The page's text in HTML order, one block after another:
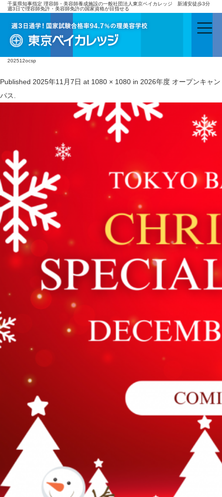
千葉県知事指定 理容師・美容師養成施設の一般社団法人東京ベイカレッジ 新浦安徒歩3分
週3日で理容師免許・美容師免許の国家資格が目指せる
202512ocsp
Published 2025年11月7日 at 1080 × 1080 in 2026年度 オープンキャン
パス